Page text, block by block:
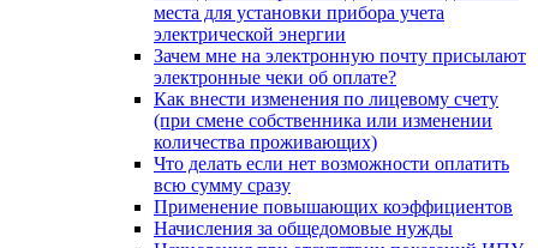
места для установки прибора учета
электрической энергии
Зачем мне на электронную почту присылают
электронные чеки об оплате?
Как внести изменения по лицевому счету
(при смене собственника или изменении
количества проживающих)
Что делать если нет возможности оплатить
всю сумму сразу
Применение повышающих коэффициентов
Начисления за общедомовые нужды